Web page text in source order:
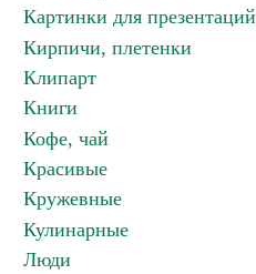
Картинки для презентаций
Кирпичи, плетенки
Клипарт
Книги
Кофе, чай
Красивые
Кружевные
Кулинарные
Люди